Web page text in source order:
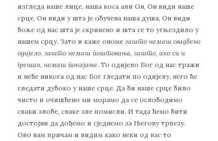
изгледа наше лице, наша коса али Он, Он види наше
срце, Он види у шта је обучена наша душа, Он види
боље од нас шта је скривено и шта се то угњездило у
нашем срцу. Зато и каже ономе зашто немаш свадбено
одијело, зашто немаш поштовања, зашто, ако си и
грешан, немаш покајање. То одијело Бог од нас тражи
и неће никога од нас Бог гледати по одијелу, него ће
гледати дубоко у наше срце. Да би наше срце било
чисто и очишћено ми морамо да се ослободимо
сваки злобе, сваке зле помисли. И тада ћемо бити
достојни да дођемо и сједнемо за Његову трпезу.
Ово вам причам и видим како неки од вас то